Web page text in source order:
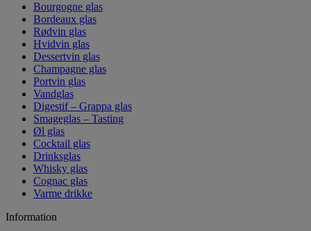
Bourgogne glas
Bordeaux glas
Rødvin glas
Hvidvin glas
Dessertvin glas
Champagne glas
Portvin glas
Vandglas
Digestif – Grappa glas
Smageglas – Tasting
Øl glas
Cocktail glas
Drinksglas
Whisky glas
Cognac glas
Varme drikke
Information